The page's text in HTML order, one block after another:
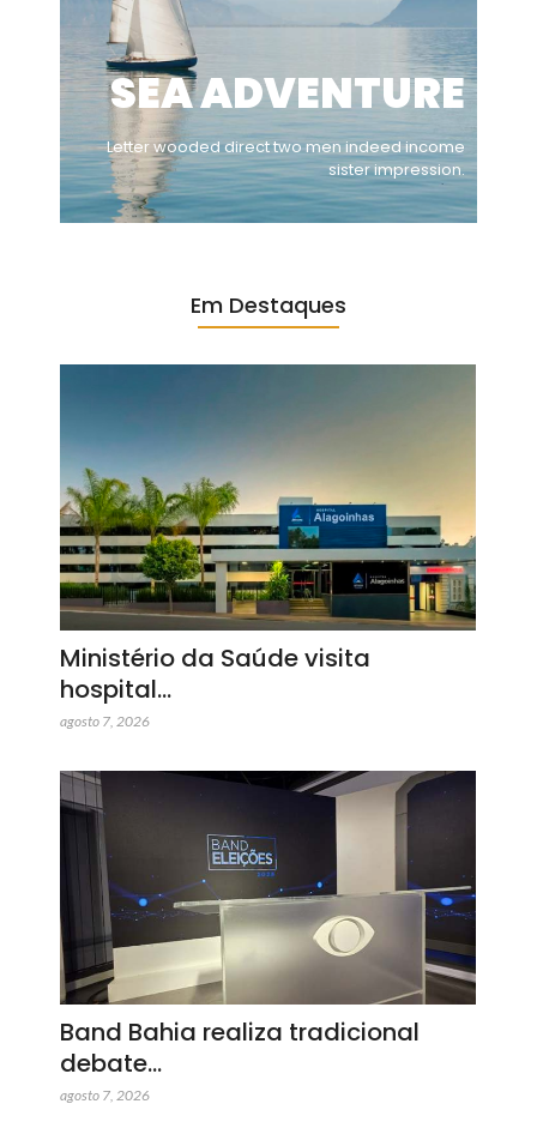
SEA ADVENTURE
Letter wooded direct two men indeed income
sister impression.
Em Destaques
Ministério da Saúde visita
hospital…
agosto 7, 2026
Band Bahia realiza tradicional
debate…
agosto 7, 2026